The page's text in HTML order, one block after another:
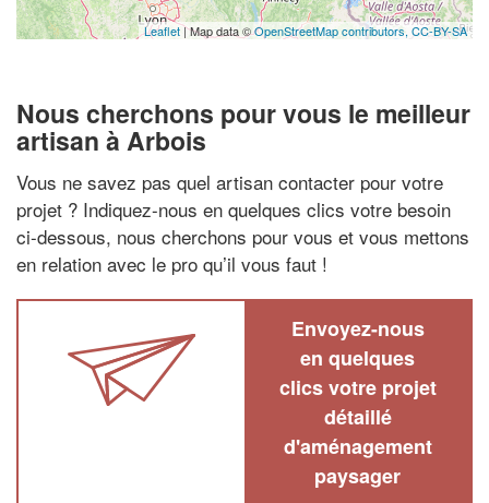
Leaflet| Map data ©OpenStreetMap contributors,CC-BY-SA
Nous cherchons pour vous le meilleur
artisan à Arbois
Vous ne savez pas quel artisan contacter pour votre
projet ? Indiquez-nous en quelques clics votre besoin
ci-dessous, nous cherchons pour vous et vous mettons
en relation avec le pro qu’il vous faut !
Envoyez-nous
en quelques
clics votre projet
détaillé
d'aménagement
paysager